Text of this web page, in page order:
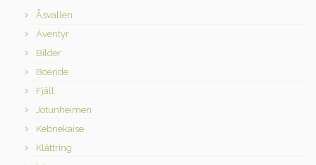
Åsvallen
Äventyr
Bilder
Boende
Fjäll
Jotunheimen
Kebnekaise
Klättring